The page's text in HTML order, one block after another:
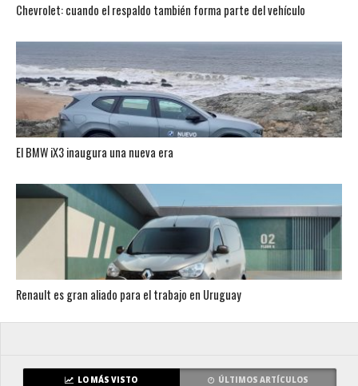
Chevrolet: cuando el respaldo también forma parte del vehículo
El BMW iX3 inaugura una nueva era
Renault es gran aliado para el trabajo en Uruguay
LO MÁS VISTO ÚLTIMOS ARTÍCULOS